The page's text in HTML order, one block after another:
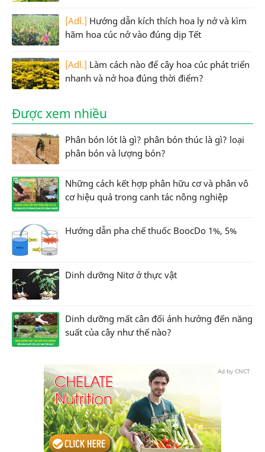
[Adl.] Hướng dẫn kích thích hoa ly nở và kìm
hãm hoa cúc nở vào đúng dịp Tết
[Adl.] Làm cách nào để cây hoa cúc phát triển
nhanh và nở hoa đúng thời điểm?
Được xem nhiều
Phân bón lót là gì? phân bón thúc là gì? loại
phân bón và lượng bón?
Những cách kết hợp phân hữu cơ và phân vô
cơ hiệu quả trong canh tác nông nghiệp
Hướng dẫn pha chế thuốc BoocDo 1%, 5%
Dinh dưỡng Nitơ ở thực vật
Dinh dưỡng mất cân đối ảnh hưởng đến năng
suất của cây như thế nào?
Ad by CNCT